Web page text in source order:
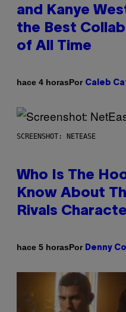
and Kanye
the Best
of All Time
hace 4 horasPor Caleb
SCREENSHOT: NETEASE
Who Is The
Know About
Rivals
hace 5 horasPor Denny